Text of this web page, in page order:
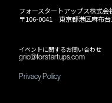
フォースタートアップス株式会
〒106-0041 東京都港区麻布
イベントに関するお問い合わせ
gric@forstartups.com
Privacy Policy